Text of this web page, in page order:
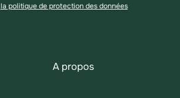
la politique de protection des données
A propos